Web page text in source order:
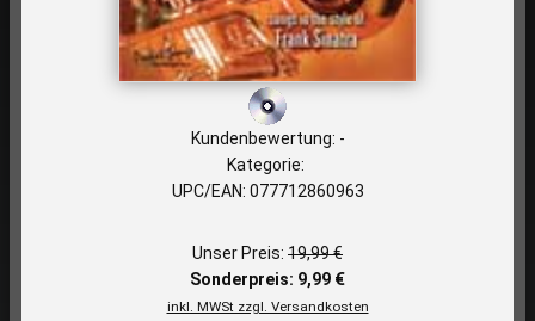
Kundenbewertung: -
Kategorie:
UPC/EAN: 077712860963
Unser Preis: 19,99 €
Sonderpreis: 9,99 €
inkl. MWSt zzgl. Versandkosten